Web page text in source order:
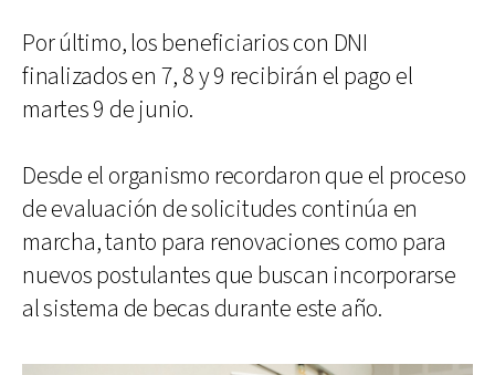
Por último, los beneficiarios con DNI
finalizados en 7, 8 y 9 recibirán el pago el
martes 9 de junio.
Desde el organismo recordaron que el proceso
de evaluación de solicitudes continúa en
marcha, tanto para renovaciones como para
nuevos postulantes que buscan incorporarse
al sistema de becas durante este año.